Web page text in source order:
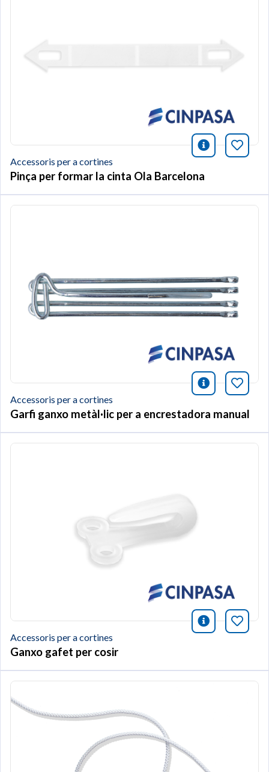
icono
Accessoris per a cortines
Pinça per formar la cinta Ola Barcelona
icono
Accessoris per a cortines
Garfi ganxo metàl·lic per a encrestadora manual
icono
Accessoris per a cortines
Ganxo gafet per cosir